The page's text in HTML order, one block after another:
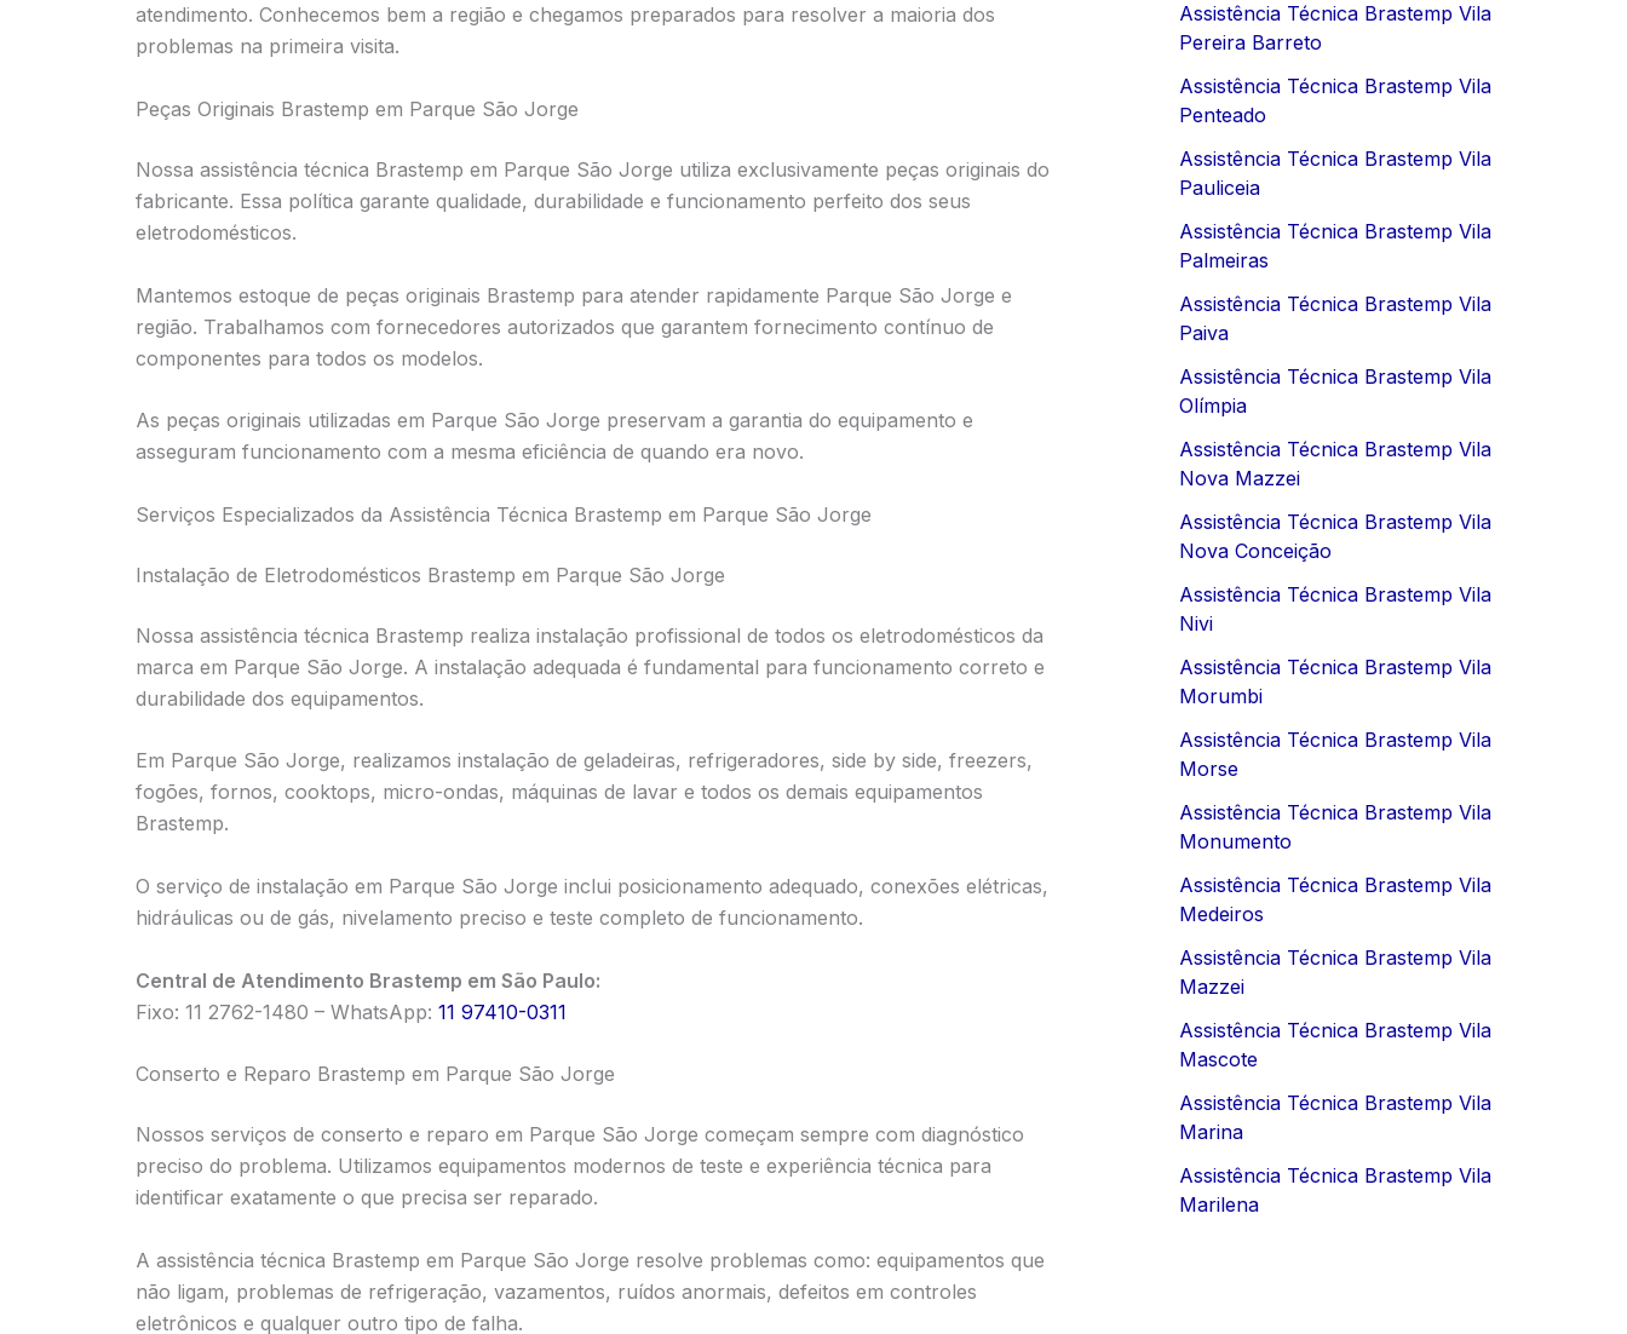
atendimento. Conhecemos bem a região e chegamos preparados para resolver a maioria dos
problemas na primeira visita.
Peças Originais Brastemp em Parque São Jorge
Nossa assistência técnica Brastemp em Parque São Jorge utiliza exclusivamente peças originais do
fabricante. Essa política garante qualidade, durabilidade e funcionamento perfeito dos seus
eletrodomésticos.
Mantemos estoque de peças originais Brastemp para atender rapidamente Parque São Jorge e
região. Trabalhamos com fornecedores autorizados que garantem fornecimento contínuo de
componentes para todos os modelos.
As peças originais utilizadas em Parque São Jorge preservam a garantia do equipamento e
asseguram funcionamento com a mesma eficiência de quando era novo.
Serviços Especializados da Assistência Técnica Brastemp em Parque São Jorge
Instalação de Eletrodomésticos Brastemp em Parque São Jorge
Nossa assistência técnica Brastemp realiza instalação profissional de todos os eletrodomésticos da
marca em Parque São Jorge. A instalação adequada é fundamental para funcionamento correto e
durabilidade dos equipamentos.
Em Parque São Jorge, realizamos instalação de geladeiras, refrigeradores, side by side, freezers,
fogões, fornos, cooktops, micro-ondas, máquinas de lavar e todos os demais equipamentos
Brastemp.
O serviço de instalação em Parque São Jorge inclui posicionamento adequado, conexões elétricas,
hidráulicas ou de gás, nivelamento preciso e teste completo de funcionamento.
Central de Atendimento Brastemp em São Paulo:
Fixo: 11 2762-1480 – WhatsApp: 11 97410-0311
Conserto e Reparo Brastemp em Parque São Jorge
Nossos serviços de conserto e reparo em Parque São Jorge começam sempre com diagnóstico
preciso do problema. Utilizamos equipamentos modernos de teste e experiência técnica para
identificar exatamente o que precisa ser reparado.
A assistência técnica Brastemp em Parque São Jorge resolve problemas como: equipamentos que
não ligam, problemas de refrigeração, vazamentos, ruídos anormais, defeitos em controles
eletrônicos e qualquer outro tipo de falha.
Assistência Técnica Brastemp Vila
Pereira Barreto
Assistência Técnica Brastemp Vila
Penteado
Assistência Técnica Brastemp Vila
Pauliceia
Assistência Técnica Brastemp Vila
Palmeiras
Assistência Técnica Brastemp Vila
Paiva
Assistência Técnica Brastemp Vila
Olímpia
Assistência Técnica Brastemp Vila
Nova Mazzei
Assistência Técnica Brastemp Vila
Nova Conceição
Assistência Técnica Brastemp Vila
Nivi
Assistência Técnica Brastemp Vila
Morumbi
Assistência Técnica Brastemp Vila
Morse
Assistência Técnica Brastemp Vila
Monumento
Assistência Técnica Brastemp Vila
Medeiros
Assistência Técnica Brastemp Vila
Mazzei
Assistência Técnica Brastemp Vila
Mascote
Assistência Técnica Brastemp Vila
Marina
Assistência Técnica Brastemp Vila
Marilena